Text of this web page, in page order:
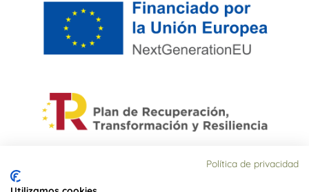
Financiado por la Unión Europea – NextGenerationEU. Sin
Política de privacidad